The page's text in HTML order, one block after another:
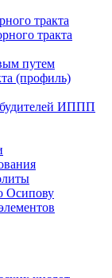
тракта
тракта
путем
(профиль)
ИППП
Осипову